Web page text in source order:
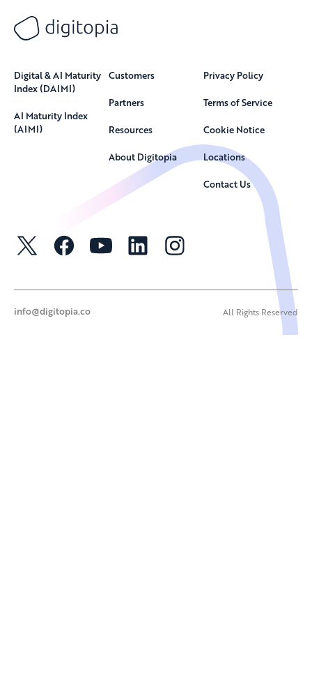
Digital & AI Maturity
Index (DAIMI)
AI Maturity Index
(AIMI)
Customers
Partners
Resources
About Digitopia
Privacy Policy
Terms of Service
Cookie Notice
Locations
Contact Us
info@digitopia.co All Rights Reserved